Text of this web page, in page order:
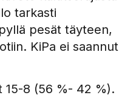
tarkasti
pesät täyteen,
KiPa ei saannut
15-8 (56 %- 42 %).